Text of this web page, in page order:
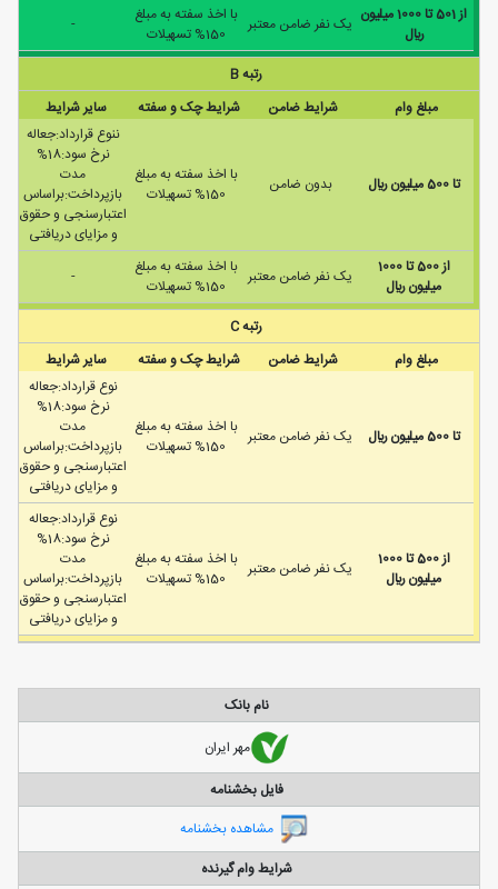
از 501 تا 1000 ميليون
ريال
يک نفر ضامن معتبر
با اخذ سفته به مبلغ
150% تسهیلات
رتبه B
مبلغ وام
شرایط ضامن شرایط چک و سفته سایر شرایط
بدون ضامن
با اخذ سفته به مبلغ
150% تسهیلات
ننوع قرارداد:جعاله
نرخ سود:18%
مدت
بازپرداخت:براساس
اعتبارسنجی و حقوق
و مزایای دریافتی
از 500 تا 1000
ميليون ريال
يک نفر ضامن معتبر
با اخذ سفته به مبلغ
150% تسهیلات
رتبه C
مبلغ وام
شرایط ضامن شرایط چک و سفته سایر شرایط
يک نفر ضامن معتبر
با اخذ سفته به مبلغ
150% تسهیلات
نوع قرارداد:جعاله
نرخ سود:18%
مدت
بازپرداخت:براساس
اعتبارسنجی و حقوق
و مزایای دریافتی
از 500 تا 1000
ميليون ريال
يک نفر ضامن معتبر
با اخذ سفته به مبلغ
150% تسهیلات
نوع قرارداد:جعاله
نرخ سود:18%
مدت
بازپرداخت:براساس
اعتبارسنجی و حقوق
و مزایای دریافتی
نام بانک
مهر ایران
فایل بخشنامه
مشاهده بخشنامه
شرایط وام گیرنده